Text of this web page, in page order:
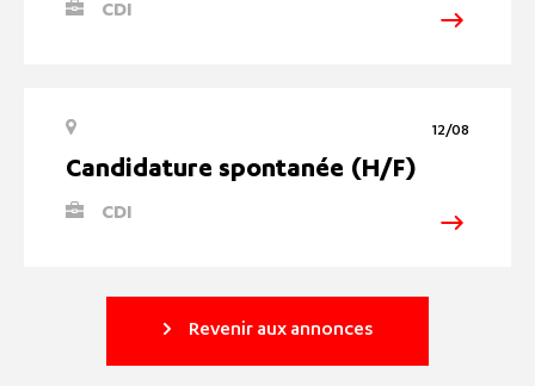
CDI
12/08
Candidature spontanée (H/F)
CDI
Revenir aux annonces